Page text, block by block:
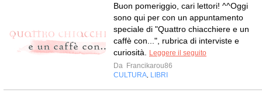
Buon pomeriggio, cari lettori! ^^Oggi
sono qui per con un appuntamento
speciale di "Quattro chiacchiere e un
caffè con...", rubrica di interviste e
curiosità.
Leggere il seguito
Da Francikarou86
CULTURA LIBRI